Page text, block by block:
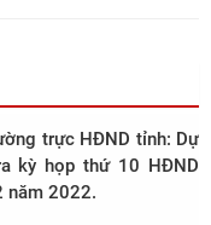
trực HĐND tỉnh: Dự
kỳ họp thứ 10 HĐND
năm 2022.